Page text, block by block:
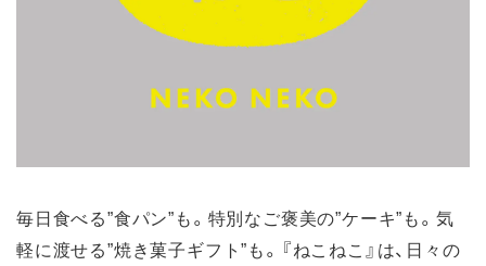
毎日食べる”食パン”も。特別なご褒美の”ケーキ”も。気
軽に渡せる”焼き菓子ギフト”も。『ねこねこ』は、日々の